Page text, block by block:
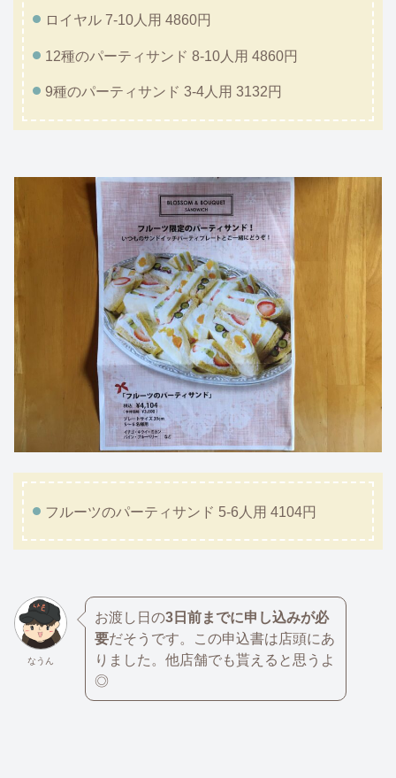
ロイヤル 7-10人用 4860円
12種のパーティサンド 8-10人用 4860円
9種のパーティサンド 3-4人用 3132円
フルーツのパーティサンド 5-6人用 4104円
なうん
お渡し日の3日前までに申し込みが必
要だそうです。この申込書は店頭にあ
りました。他店舗でも貰えると思うよ
◎